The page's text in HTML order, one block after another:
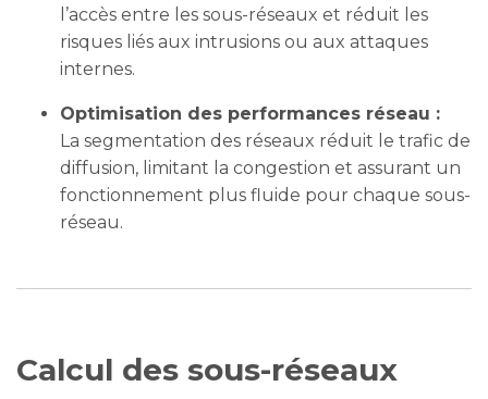
l’accès entre les sous-réseaux et réduit les
risques liés aux intrusions ou aux attaques
internes.
Optimisation des performances réseau :
La segmentation des réseaux réduit le trafic de
diffusion, limitant la congestion et assurant un
fonctionnement plus fluide pour chaque sous-
réseau.
Calcul des sous-réseaux